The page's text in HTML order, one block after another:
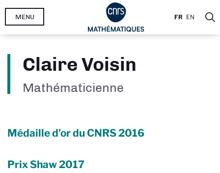
Aller
FR EN
MENU
Claire Voisin
Mathématicienne
Médaille d’or du CNRS2016
Prix Shaw 2017